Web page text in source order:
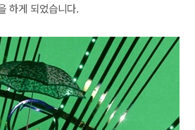
하게 되었습니다.